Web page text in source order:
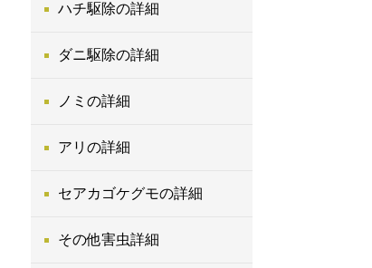
ハチ駆除の詳細
ダニ駆除の詳細
ノミの詳細
アリの詳細
セアカゴケグモの詳細
その他害虫詳細